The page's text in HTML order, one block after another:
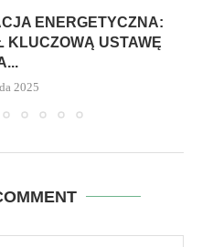
ENERGETYCZNA:
KLUCZOWĄ USTAWĘ
2025